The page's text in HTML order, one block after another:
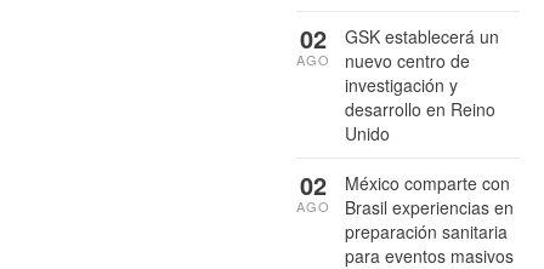
GSK establecerá un
nuevo centro de
investigación y
desarrollo en Reino
Unido
02
AGO
México comparte con
Brasil experiencias en
preparación sanitaria
para eventos masivos
02
AGO